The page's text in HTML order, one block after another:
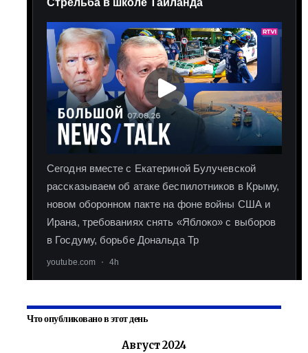
Что опубликовано в этот день
Август 2024